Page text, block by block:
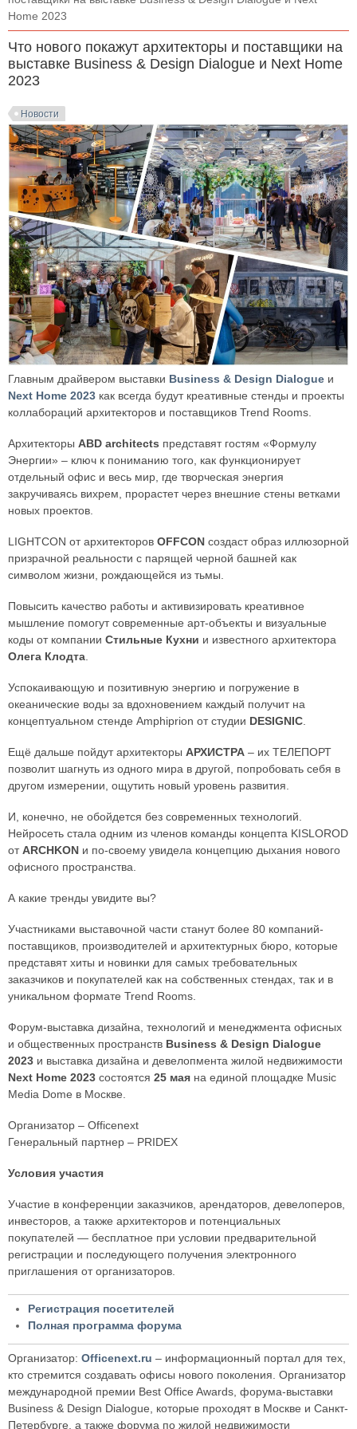
Home 2023
Что нового покажут архитекторы и поставщики на
выставке Business & Design Dialogue и Next Home
2023
Новости
Главным драйвером выставки Business & Design Dialogue и
Next Home 2023 как всегда будут креативные стенды и проекты
коллабораций архитекторов и поставщиков Trend Rooms.
Архитекторы ABD architects представят гостям «Формулу
Энергии» – ключ к пониманию того, как функционирует
отдельный офис и весь мир, где творческая энергия
закручиваясь вихрем, прорастет через внешние стены ветками
новых проектов.
LIGHTCON от архитекторов OFFCON создаст образ иллюзорной
призрачной реальности с парящей черной башней как
символом жизни, рождающейся из тьмы.
Повысить качество работы и активизировать креативное
мышление помогут современные арт-объекты и визуальные
коды от компании Стильные Кухни и известного архитектора
Олега Клодта
Успокаивающую и позитивную энергию и погружение в
океанические воды за вдохновением каждый получит на
концептуальном стенде Amphiprion от студии DESIGNIC
Ещё дальше пойдут архитекторы АРХИСТРА – их ТЕЛЕПОРТ
позволит шагнуть из одного мира в другой, попробовать себя в
другом измерении, ощутить новый уровень развития.
И, конечно, не обойдется без современных технологий.
Нейросеть стала одним из членов команды концепта KISLOROD
отARCHKON и по-своему увидела концепцию дыхания нового
офисного пространства.
А какие тренды увидите вы?
Участниками выставочной части станут более 80 компаний-
поставщиков, производителей и архитектурных бюро, которые
представят хиты и новинки для самых требовательных
заказчиков и покупателей как на собственных стендах, так и в
уникальном формате Trend Rooms.
Форум-выставка дизайна, технологий и менеджмента офисных
и общественных пространств Business & Design Dialogue
2023 и выставка дизайна и девелопмента жилой недвижимости
Next Home 2023 состоятся 25 мая на единой площадке Music
Media Dome в Москве.
Организатор – Officenext
Генеральный партнер – PRIDEX
Условия участия
Участие в конференции заказчиков, арендаторов, девелоперов,
инвесторов, а также архитекторов и потенциальных
покупателей — бесплатное при условии предварительной
регистрации и последующего получения электронного
приглашения от организаторов.
Регистрация посетителей
Полная программа форума
Организатор: Officenext.ru – информационный портал для тех,
кто стремится создавать офисы нового поколения. Организатор
международной премии Best Office Awards, форума-выставки
Business & Design Dialogue, которые проходят в Москве и Санкт-
Петербурге, а также форума по жилой недвижимости